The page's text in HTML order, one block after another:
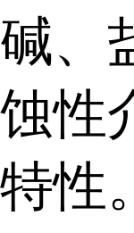
碱、
蚀性
特性。